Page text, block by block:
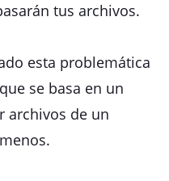
tus archivos.
esta problemática
se basa en un
archivos de un